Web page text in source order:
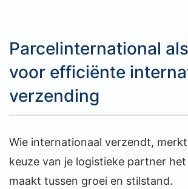
Parcelinternational
voor efficiënte
verzending
Wie internationaal verzendt,
keuze van je logistieke partner
maakt tussen groei en stilstand.